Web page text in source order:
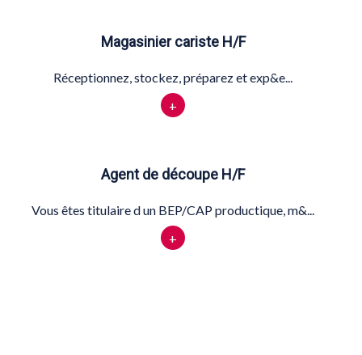
Magasinier cariste H/F
Réceptionnez, stockez, préparez et exp&e...
+
Agent de découpe H/F
Vous êtes titulaire d un BEP/CAP productique, m&...
+